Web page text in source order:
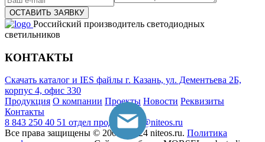
Российский производитель светодиодных
светильников
КОНТАКТЫ
Скачать каталог и IES файлы г. Казань, ул. Дементьева 2Б,
корпус 4, офис 330
Продукция О компании Проекты Новости Реквизиты
Контакты
8 843 250 40 51 отдел продаж mail@niteos.ru
Все права защищены © 2008 - 2024 niteos.ru. Политика